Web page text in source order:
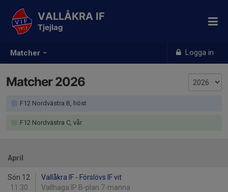
Matcher Logga in
VALLÅKRA IF
Tjejlag
Matcher 2026
F12 Nordvästra B, höst
F12 Nordvästra C, vår
April
Sön 12
11:30
Vallåkra IF - Förslövs IF vit
Vallhaga IP B-plan 7-manna